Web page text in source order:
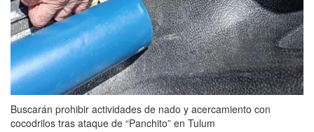
Buscarán prohibir actividades de nado y acercamiento con
cocodrilos tras ataque de “Panchito” en Tulum